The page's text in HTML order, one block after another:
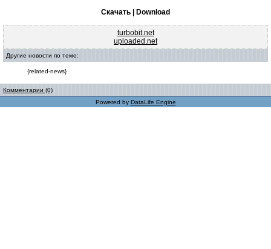
Скачать | Download
turbobit.net
uploaded.net
Другие новости по теме:
{related-news}
Комментарии (0)
Powered by DataLife Engine